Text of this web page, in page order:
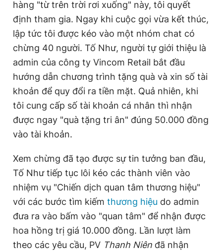
hàng "từ trên trời rơi xuống" này, tôi quyết
định tham gia. Ngay khi cuộc gọi vừa kết thúc,
lập tức tôi được kéo vào một nhóm chat có
chừng 40 người. Tố Như, người tự giới thiệu là
admin của công ty Vincom Retail bắt đầu
hướng dẫn chương trình tặng quà và xin số tài
khoản để quy đổi ra tiền mặt. Quả nhiên, khi
tôi cung cấp số tài khoản cá nhân thì nhận
được ngay "quà tặng tri ân" đúng 50.000 đồng
vào tài khoản.
Xem chừng đã tạo được sự tin tưởng ban đầu,
Tố Như tiếp tục lôi kéo các thành viên vào
nhiệm vụ "Chiến dịch quan tâm thương hiệu"
với các bước tìm kiếm thương hiệu do admin
đưa ra vào bấm vào "quan tâm" để nhận được
hoa hồng trị giá 10.000 đồng. Lần lượt làm
theo các yêu cầu, PV Thanh Niên đã nhận